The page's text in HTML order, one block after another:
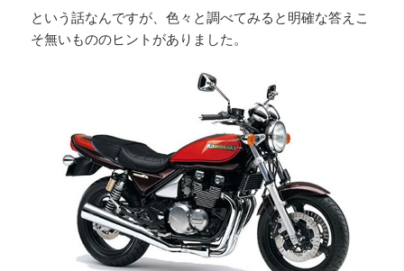
という話なんですが、色々と調べてみると明確な答えこ
そ無いもののヒントがありました。